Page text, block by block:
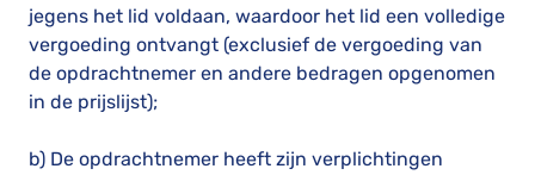
jegens het lid voldaan, waardoor het lid een volledige
vergoeding ontvangt (exclusief de vergoeding van
de opdrachtnemer en andere bedragen opgenomen
in de prijslijst);
b) De opdrachtnemer heeft zijn verplichtingen